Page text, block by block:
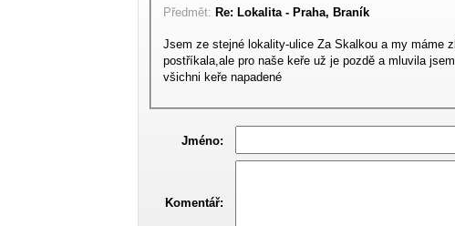
Předmět: Re: Lokalita - Praha, Braník
Jsem ze stejné lokality-ulice Za Skalkou a my máme
postříkala,ale pro naše keře už je pozdě a mluvila
všichni keře napadené
Jméno:
Komentář: